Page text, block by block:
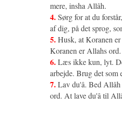
mere, insha Allâh.
4.Sørg for at du
af dig, på det sprog,
5.Husk, at Koranen
Koranen er Allahs
6.Læs ikke kun, lyt.
arbejde. Brug det
7.Lav du'â. Bed Allâh
ord. At lave du'â til